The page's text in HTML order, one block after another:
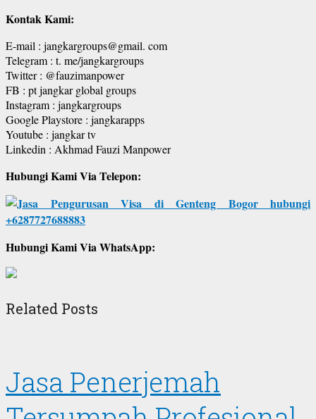
Kontak Kami:
E-mail : jangkargroups@gmail. com
Telegram : t. me/jangkargroups
Twitter : @fauzimanpower
FB : pt jangkar global groups
Instagram : jangkargroups
Google Playstore : jangkarapps
Youtube : jangkar tv
Linkedin : Akhmad Fauzi Manpower
Hubungi Kami Via Telepon:
Hubungi Kami Via WhatsApp:
Related Posts
Jasa Penerjemah